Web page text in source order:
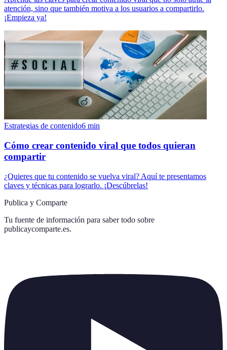
atención, sino que también motiva a los usuarios a compartirlo.
¡Empieza ya!
Estrategias de contenido6 min
Cómo crear contenido viral que todos quieran
compartir
¿Quieres que tu contenido se vuelva viral? Aquí te presentamos
claves y técnicas para lograrlo. ¡Descúbrelas!
Publica y Comparte
Tu fuente de información para saber todo sobre
publicaycomparte.es.